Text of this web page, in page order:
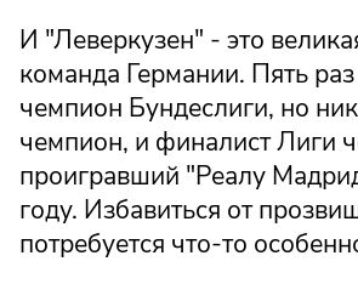
И "Леверкузен" - это
команда Германии. Пять
чемпион Бундеслиги, но
чемпион, и финалист Лиги
проигравший "Реалу
году. Избавиться от
потребуется что-то